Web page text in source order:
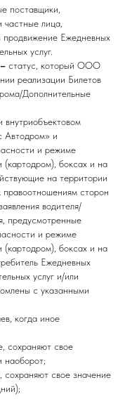
поставщики,
лица,
продвижение Ежедневных
услуг.
статус, который ООО
реализации Билетов
Дополнительные
и
и режиме
(картодром), боксах и на
на территории
сторон
водителя/
предусмотренные
и режиме
(картодром), боксах и на
Ежедневных
услуг и/или
с указанными
когда иное
сохраняют свое
наоборот;
сохраняют свое значение